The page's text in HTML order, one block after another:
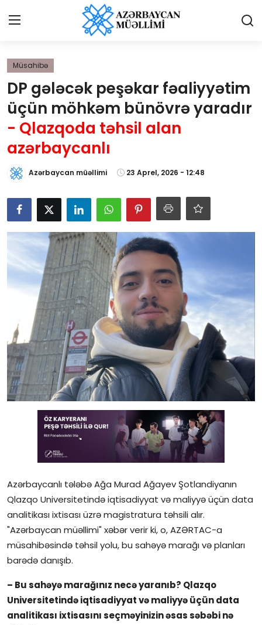
Giriş
Qəzetə elan ver
Əlaqə
Haqqımızda
Reklam və elan
Biz kimik?
Bütün xəbərlər
Gündəlik
Rəsmi
Təhsil
Müsahibə
Elm və innovasiya
Təhlil
Reportaj
Pedaqogika
Regionlar
Qəzetin PDF arxivi
İctimai şura
Müsahibə
DP gələcək peşəkar fəaliyyətim
üçün möhkəm bünövrə yaradır
- Qlazqoda təhsil alan
azərbaycanlı
Azərbaycan müəllimi 23 Aprel, 2026 - 12:48
Azərbaycanlı tələbə Ağa Murad Ağayev Şotlandiyanın
Qlazqo Universitetində iqtisadiyyat və maliyyə üçün data
analitikası ixtisası üzrə magistratura təhsili alır.
"Azərbaycan müəllimi" xəbər verir ki, o, AZƏRTAC-a
müsahibəsində təhsil yolu, bu sahəyə marağı və planları
barədə danışıb.
– Bu sahəyə marağınız necə yaranıb? Qlazqo
Universitetində iqtisadiyyat və maliyyə üçün data
analitikası ixtisasını seçməyinizin əsas səbəbi nə